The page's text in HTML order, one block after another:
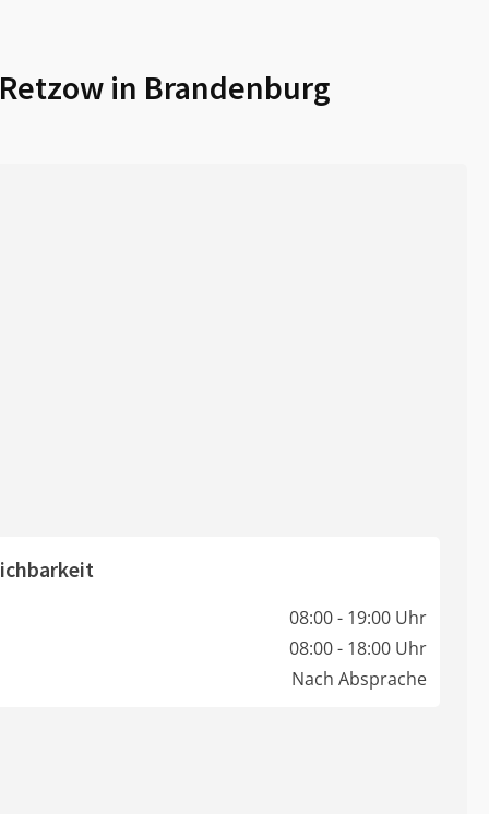
Retzow in Brandenburg
08:00 - 19:00 Uhr
08:00 - 18:00 Uhr
Nach Absprache